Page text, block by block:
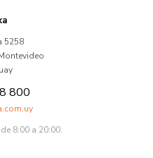
5258
800
8:00 a 20:00.